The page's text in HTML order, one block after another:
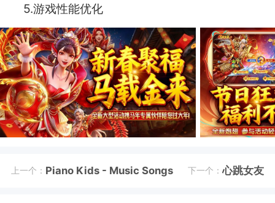
5.游戏性能优化
上一个： Piano Kids - Music Songs 下一个： 心跳女友